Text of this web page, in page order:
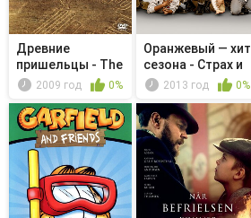
Древние
пришельцы - The
Mystery of Na...
2009 год 0%
Оранжевый — хит
сезона - Страх и
друг...2013 год 0%